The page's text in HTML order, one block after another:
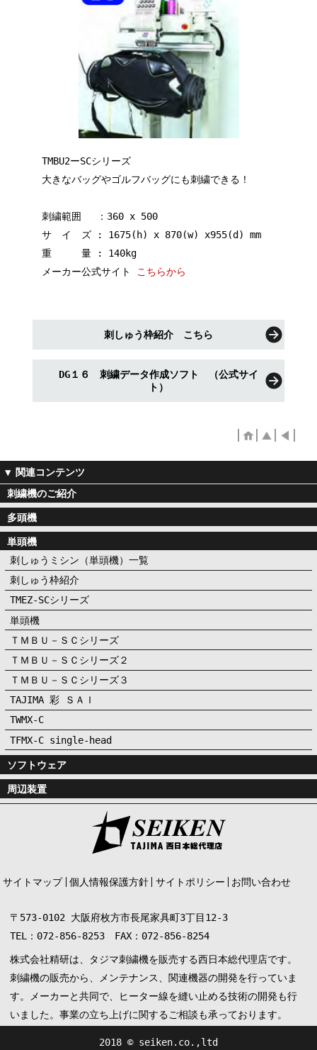
TMBU2ーSCシリーズ
大きなバッグやゴルフバッグにも刺繍できる！
刺繍範囲 ：360 x 500
サ イ ズ : 1675(h) x 870(w) x955(d) mm
重 量 : 140kg
メーカー公式サイト
こちらから
刺しゅう枠紹介 こちら
DG１６ 刺繍データ作成ソフト （公式サイ
ト）
刺繍機のご紹介
多頭機
単頭機
刺しゅうミシン（単頭機）一覧
刺しゅう枠紹介
TMEZ-SCシリーズ
単頭機
ＴＭＢＵ－ＳＣシリーズ
ＴＭＢＵ－ＳＣシリーズ２
ＴＭＢＵ－ＳＣシリーズ３
TAJIMA 彩 ＳＡＩ
TWMX-C
TFMX-C single-head
ソフトウェア
周辺装置
サイトマップ 個人情報保護方針 サイトポリシー お問い合わせ
〒573-0102 大阪府枚方市長尾家具町3丁目12-3
TEL：072-856-8253 FAX：072-856-8254
株式会社精研は、タジマ刺繍機を販売する西日本総代理店です。
刺繍機の販売から、メンテナンス、関連機器の開発を行っていま
す。メーカーと共同で、ヒーター線を縫い止める技術の開発も行
いました。事業の立ち上げに関するご相談も承っております。
2018 © seiken.co.,ltd